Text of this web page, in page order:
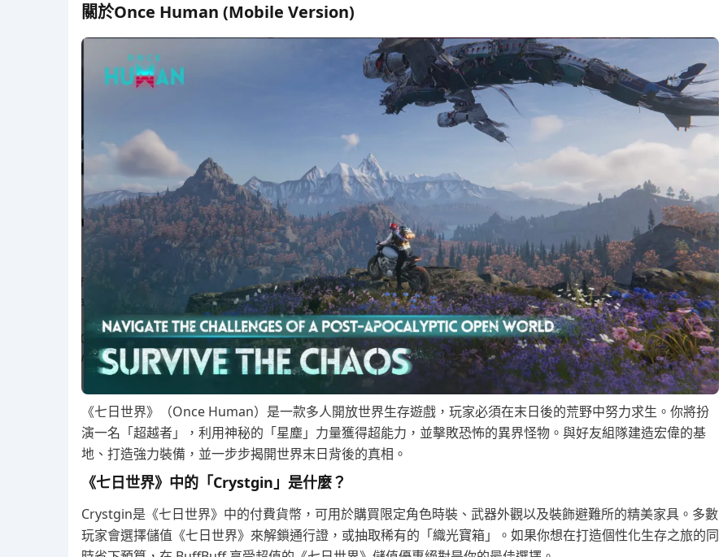
關於Once Human (Mobile Version)
《七日世界》（Once Human）是一款多人開放世界生存遊戲，玩家必須在末日後的荒野中努力求生。你將扮
演一名「超越者」，利用神秘的「星塵」力量獲得超能力，並擊敗恐怖的異界怪物。與好友組隊建造宏偉的基
地、打造強力裝備，並一步步揭開世界末日背後的真相。
《七日世界》中的「Crystgin」是什麼？
Crystgin是《七日世界》中的付費貨幣，可用於購買限定角色時裝、武器外觀以及裝飾避難所的精美家具。多數
玩家會選擇儲值《七日世界》來解鎖通行證，或抽取稀有的「織光寶箱」。如果你想在打造個性化生存之旅的同